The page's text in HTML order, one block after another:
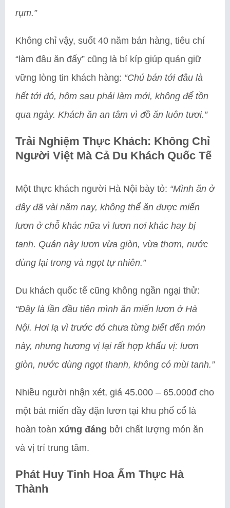
rụm.”
Không chỉ vậy, suốt 40 năm bán hàng, tiêu chí
“làm đâu ăn đấy” cũng là bí kíp giúp quán giữ
vững lòng tin khách hàng: “Chú bán tới đâu là
hết tới đó, hôm sau phải làm mới, không để tồn
qua ngày. Khách ăn an tâm vì đồ ăn luôn tươi.”
Trải Nghiệm Thực Khách: Không Chỉ
Người Việt Mà Cả Du Khách Quốc Tế
Một thực khách người Hà Nội bày tỏ: “Mình ăn ở
đây đã vài năm nay, không thể ăn được miến
lươn ở chỗ khác nữa vì lươn nơi khác hay bị
tanh. Quán này lươn vừa giòn, vừa thơm, nước
dùng lại trong và ngọt tự nhiên.”
Du khách quốc tế cũng không ngần ngại thử:
“Đây là lần đầu tiên mình ăn miến lươn ở Hà
Nội. Hơi lạ vì trước đó chưa từng biết đến món
này, nhưng hương vị lại rất hợp khẩu vị: lươn
giòn, nước dùng ngọt thanh, không có mùi tanh.”
Nhiều người nhận xét, giá 45.000 – 65.000đ cho
một bát miến đầy đặn lươn tại khu phố cổ là
hoàn toàn xứng đáng bởi chất lượng món ăn
và vị trí trung tâm.
Phát Huy Tinh Hoa Ẩm Thực Hà
Thành